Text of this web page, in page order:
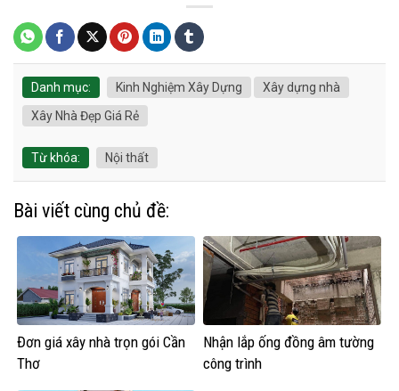
Danh mục: Kinh Nghiệm Xây Dựng
Xây dựng nhà
Xây Nhà Đẹp Giá Rẻ
Từ khóa: Nội thất
Bài viết cùng chủ đề:
Đơn giá xây nhà trọn gói Cần
Thơ
Nhận lắp ống đồng âm tường
công trình